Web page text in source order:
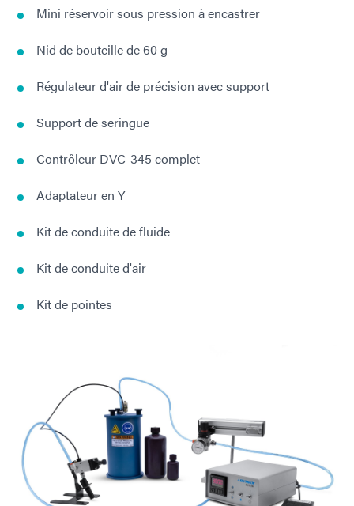
Mini réservoir sous pression à encastrer
Nid de bouteille de 60 g
Régulateur d'air de précision avec support
Support de seringue
Contrôleur DVC-345 complet
Adaptateur en Y
Kit de conduite de fluide
Kit de conduite d'air
Kit de pointes